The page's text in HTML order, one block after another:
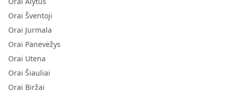
Orai Šventoji
Orai Jurmala
Orai Panevėžys
Orai Utena
Orai Šiauliai
Orai Biržai